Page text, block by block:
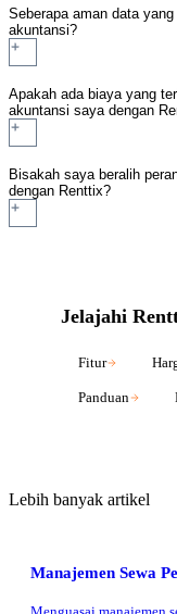
Seberapa aman data
akuntansi?
Apakah ada biaya yang
akuntansi saya dengan
Bisakah saya beralih
dengan Renttix?
Jelajahi
Fitur
Panduan
Lebih banyak artikel
Manajemen Sewa